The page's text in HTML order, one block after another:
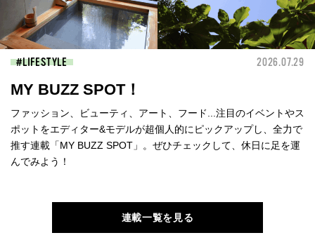
LIFESTYLE 2026.07.29
MY BUZZ SPOT！
ファッション、ビューティ、アート、フード...注目のイベントやス
ポットをエディター&モデルが超個人的にピックアップし、全力で
推す連載「MY BUZZ SPOT」。ぜひチェックして、休日に足を運
んでみよう！
連載一覧を見る